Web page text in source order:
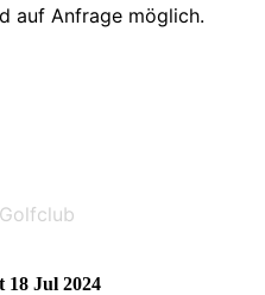
auf Anfrage möglich.
18 Jul 2024